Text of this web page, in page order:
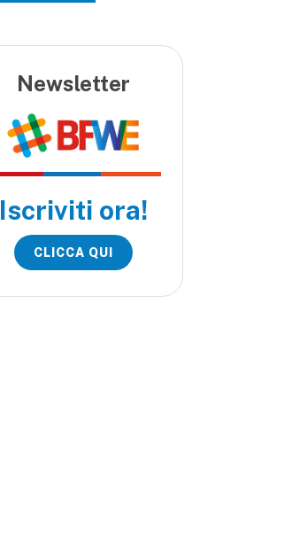
Newsletter
Iscriviti ora!
CLICCA QUI